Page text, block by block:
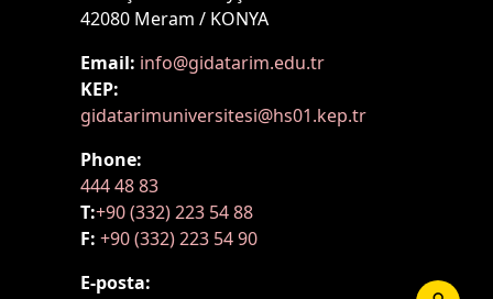
42080 Meram / KONYA
Email: info@gidatarim.edu.tr
KEP:
gidatarimuniversitesi@hs01.kep.tr
Phone:
444 48 83
T:+90 (332) 223 54 88
F: +90 (332) 223 54 90
E-posta: